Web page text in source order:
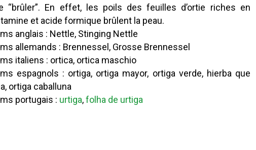
“brûler”. En effet, les poils des feuilles d’ortie riches en
et acide formique brûlent la peau.
anglais : Nettle, Stinging Nettle
allemands : Brennessel, Grosse Brennessel
italiens : ortica, ortica maschio
espagnols : ortiga, ortiga mayor, ortiga verde, hierba que
ortiga caballuna
portugais : urtiga,folha de urtiga